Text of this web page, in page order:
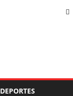
DEPORTES